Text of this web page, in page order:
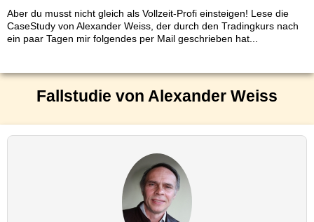
Aber du musst nicht gleich als Vollzeit-Profi einsteigen! Lese die
CaseStudy von Alexander Weiss, der durch den Tradingkurs nach
ein paar Tagen mir folgendes per Mail geschrieben hat...
Fallstudie von Alexander Weiss